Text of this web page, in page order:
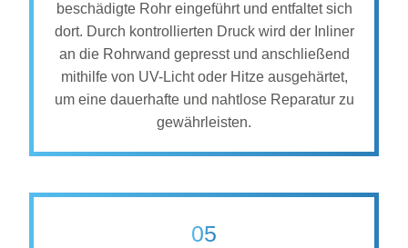
beschädigte Rohr eingeführt und entfaltet sich
dort. Durch kontrollierten Druck wird der Inliner
an die Rohrwand gepresst und anschließend
mithilfe von UV-Licht oder Hitze ausgehärtet,
um eine dauerhafte und nahtlose Reparatur zu
gewährleisten.
05